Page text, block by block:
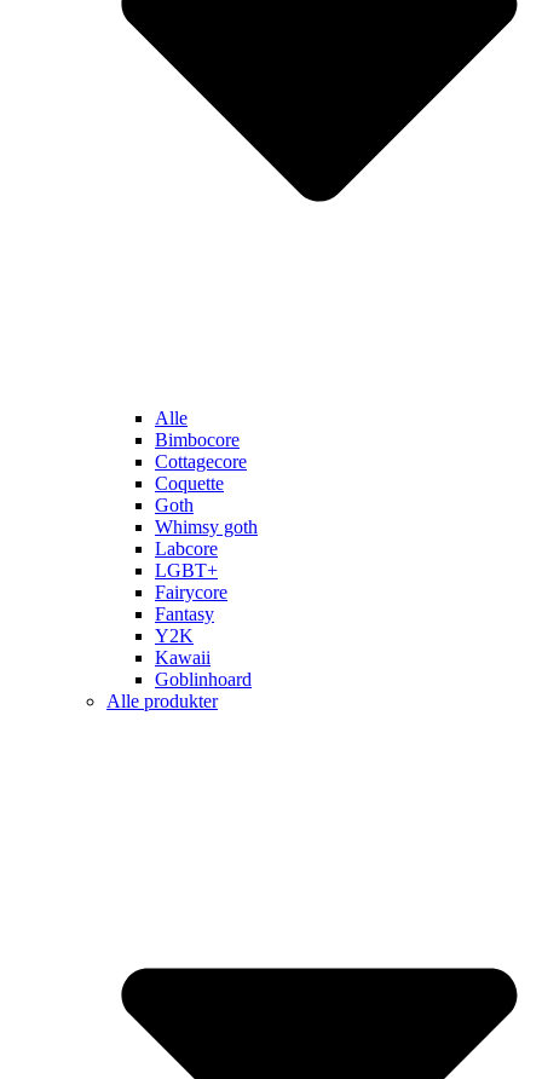
Alle
Bimbocore
Cottagecore
Coquette
Goth
Whimsy goth
Labcore
LGBT+
Fairycore
Fantasy
Y2K
Kawaii
Goblinhoard
Alle produkter